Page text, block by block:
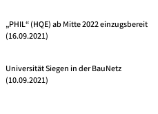
„PHIL“ (HQE) ab Mitte 2022 einzugsbereit
(16.09.2021)
Universität Siegen in der BauNetz
(10.09.2021)